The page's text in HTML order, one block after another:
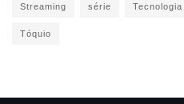
Streaming série Tecnologia
Tóquio